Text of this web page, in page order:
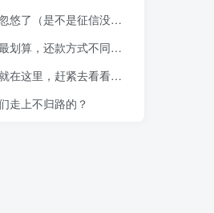
不是征信没问题就可以贷款了）
还款方式不同利息竟相差650
这里，赶紧去看看吧！
走上不归路的？